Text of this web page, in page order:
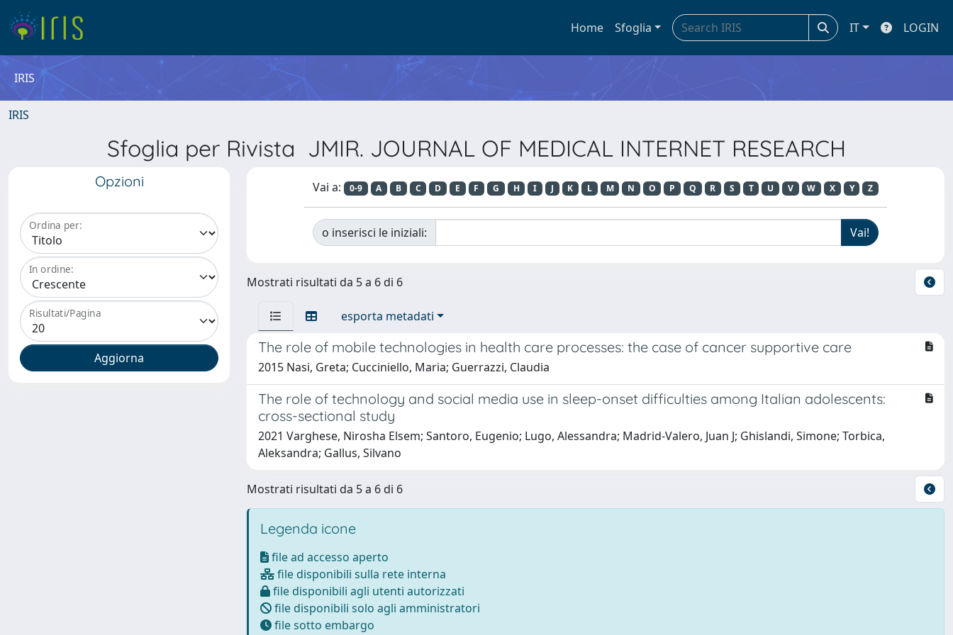
Home Sfoglia IT LOGIN
IRIS
IRIS
Sfoglia per Rivista JMIR. JOURNAL OF MEDICAL INTERNET RESEARCH
Opzioni
Ordina per:
In ordine:
Risultati/Pagina
Vai a: 0-9 A B C D E F G H I J K L M N O P Q R S T U V W X Y Z
o inserisci le iniziali:
Mostrati risultati da 5 a 6 di 6
esporta metadati
The role of mobile technologies in health care processes: the case of cancer supportive care
2015 Nasi, Greta; Cucciniello, Maria; Guerrazzi, Claudia
The role of technology and social media use in sleep-onset difficulties among Italian adolescents:
cross-sectional study
2021 Varghese, Nirosha Elsem; Santoro, Eugenio; Lugo, Alessandra; Madrid-Valero, Juan J; Ghislandi, Simone; Torbica,
Aleksandra; Gallus, Silvano
Mostrati risultati da 5 a 6 di 6
Legenda icone
file ad accesso aperto
file disponibili sulla rete interna
file disponibili agli utenti autorizzati
file disponibili solo agli amministratori
file sotto embargo